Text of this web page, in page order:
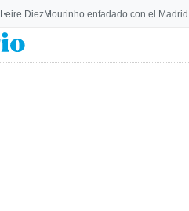
Leire DiezMourinho enfadado con el Madrid